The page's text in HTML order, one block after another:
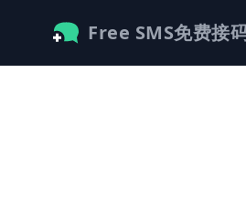
Free SMS免费接